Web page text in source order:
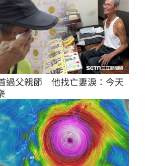
過父親節　他找亡妻淚：今天